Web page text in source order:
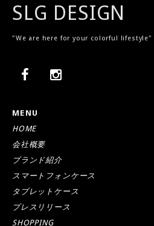
SLG DESIGN
"We are here for your colorful lifestyle"
MENU
HOME
会社概要
ブランド紹介
スマートフォンケース
タブレットケース
プレスリリース
SHOPPING